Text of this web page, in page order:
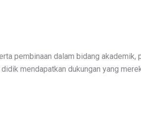
pembinaan dalam bidang akademik,
mendapatkan dukungan yang